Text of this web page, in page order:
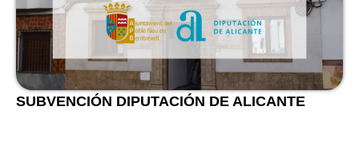
SUBVENCIÓN DIPUTACIÓN DE ALICANTE